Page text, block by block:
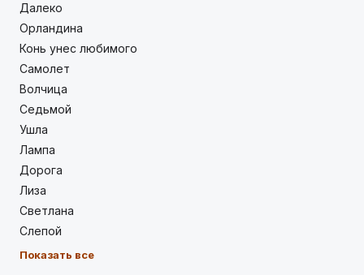
Далеко
Орландина
Конь унес любимого
Самолет
Волчица
Седьмой
Ушла
Лампа
Дорога
Лиза
Светлана
Слепой
Показать все